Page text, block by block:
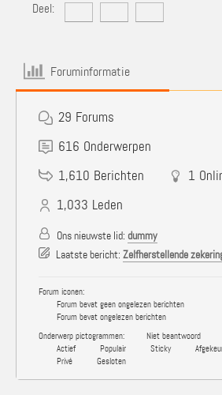
Deel:
Foruminformatie
29 Forums
616 Onderwerpen
1,610 Berichten 1
1,033 Leden
Ons nieuwste lid: dummy
Laatste bericht: Zelfherstellende
Forum iconen:
Forum bevat geen ongelezen berichten
Forum bevat ongelezen berichten
Onderwerp pictogrammen:
Niet beantwoord
Actief
Populair Sticky
Privé
Gesloten